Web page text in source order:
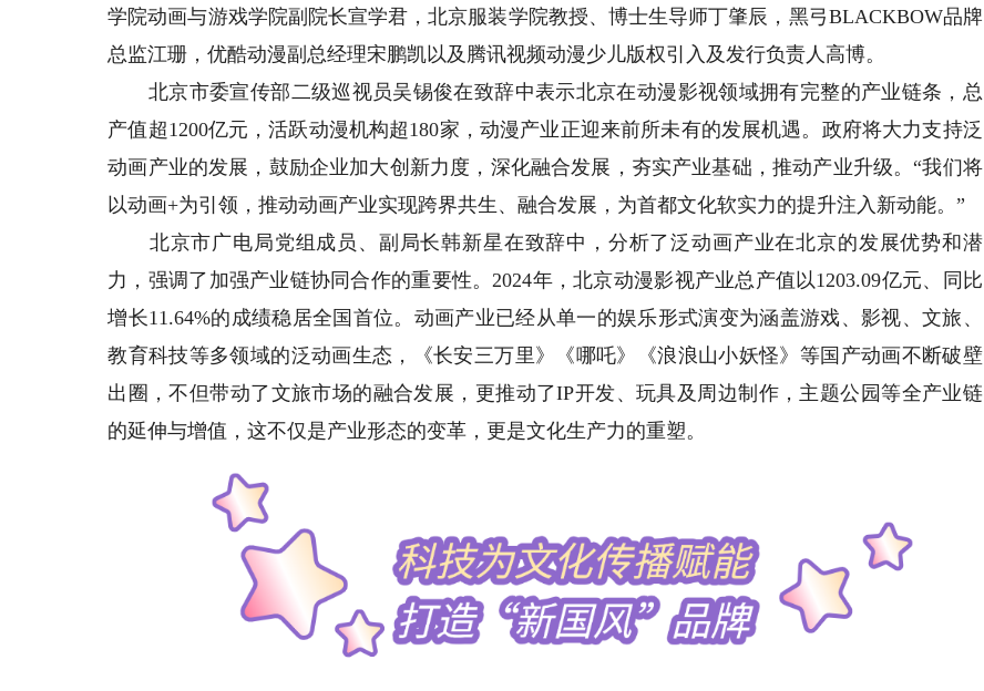
学院动画与游戏学院副院长宣学君，北京服装学院教授、博士生导师丁肇辰，黑弓BLACKBOW品牌
总监江珊，优酷动漫副总经理宋鹏凯以及腾讯视频动漫少儿版权引入及发行负责人高博。
北京市委宣传部二级巡视员吴锡俊在致辞中表示北京在动漫影视领域拥有完整的产业链条，总
产值超1200亿元，活跃动漫机构超180家，动漫产业正迎来前所未有的发展机遇。政府将大力支持泛
动画产业的发展，鼓励企业加大创新力度，深化融合发展，夯实产业基础，推动产业升级。“我们将
以动画+为引领，推动动画产业实现跨界共生、融合发展，为首都文化软实力的提升注入新动能。”
北京市广电局党组成员、副局长韩新星在致辞中，分析了泛动画产业在北京的发展优势和潜
力，强调了加强产业链协同合作的重要性。2024年，北京动漫影视产业总产值以1203.09亿元、同比
增长11.64%的成绩稳居全国首位。动画产业已经从单一的娱乐形式演变为涵盖游戏、影视、文旅、
教育科技等多领域的泛动画生态，《长安三万里》《哪吒》《浪浪山小妖怪》等国产动画不断破壁
出圈，不但带动了文旅市场的融合发展，更推动了IP开发、玩具及周边制作，主题公园等全产业链
的延伸与增值，这不仅是产业形态的变革，更是文化生产力的重塑。